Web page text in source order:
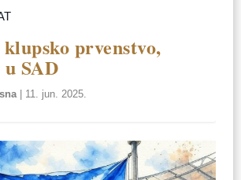
prvenstvo,
SAD
| 11. jun. 2025.